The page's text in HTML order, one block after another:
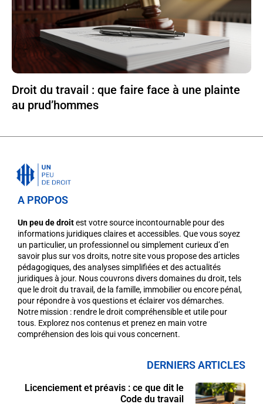
Droit du travail : que faire face à une plainte
au prud’hommes
A PROPOS
Un peu de droitest votre source incontournable pour des
informations juridiques claires et accessibles. Que vous soyez
un particulier, un professionnel ou simplement curieux d’en
savoir plus sur vos droits, notre site vous propose des articles
pédagogiques, des analyses simplifiées et des actualités
juridiques à jour. Nous couvrons divers domaines du droit, tels
que le droit du travail, de la famille, immobilier ou encore pénal,
pour répondre à vos questions et éclairer vos démarches.
Notre mission : rendre le droit compréhensible et utile pour
tous. Explorez nos contenus et prenez en main votre
compréhension des lois qui vous concernent.
DERNIERS ARTICLES
Licenciement et préavis : ce que dit le
Code du travail